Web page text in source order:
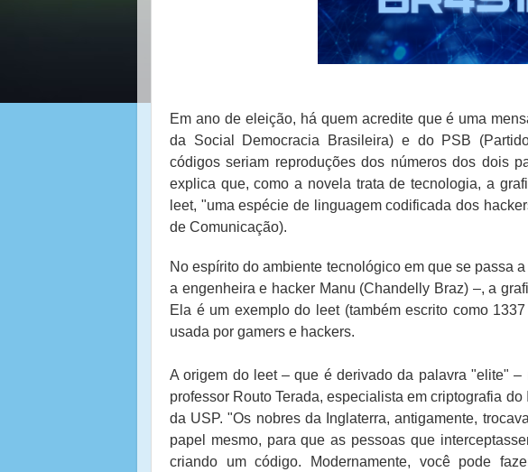
Em ano de eleição, há quem acredite que é uma
da Social Democracia Brasileira) e do PSB
códigos seriam reproduções dos números dos dois
explica que, como a novela trata de tecnologia, a
leet, "uma espécie de linguagem codificada dos
de Comunicação).
No espírito do ambiente tecnológico em que se passa
a engenheira e hacker Manu (Chandelly Braz) –, a
Ela é um exemplo do leet (também escrito como
usada por gamers e hackers.
A origem do leet – que é derivado da palavra "elite"
professor Routo Terada, especialista em criptografia
da USP. "Os nobres da Inglaterra, antigamente,
papel mesmo, para que as pessoas que
criando um código. Modernamente, você pode